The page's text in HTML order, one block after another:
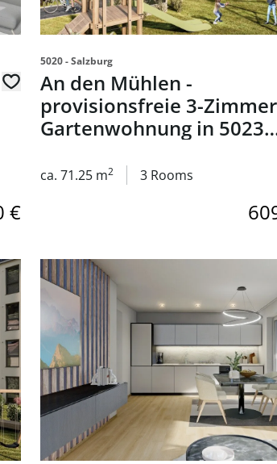
€
5020 - Salzburg
An den Mühlen -
provisionsfreie 3-
Gartenwohnung in 5023
ca. 71.25 m2 3 Rooms
Eigentumswohnung in 5023 Salzburg -
link to page An den Mühlen -